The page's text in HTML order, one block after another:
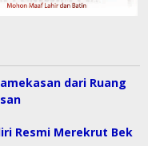
dari Ruang
Resmi Merekrut Bek